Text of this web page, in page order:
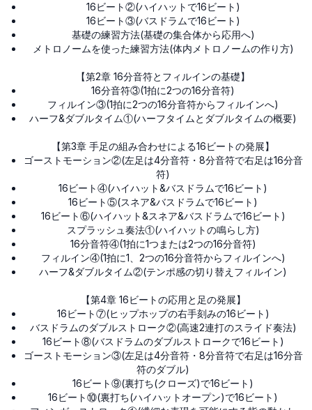
16ビート②(ハイハットで16ビート)
16ビート③(バスドラムで16ビート)
基礎の練習方法(基礎の集合体から応用へ)
メトロノームを使った練習方法(体内メトロノームの作り方)
【第2章 16分音符とフィルインの基礎】
16分音符③(1拍に2つの16分音符)
フィルイン③(1拍に2つの16分音符からフィルインへ)
ハーフ&ダブルタイム①(ハーフタイムとダブルタイムの概要)
【第3章 手足の組み合わせによる16ビートの発展】
ゴーストモーション②(左足は4分音符・8分音符で右足は16分音
符)
16ビート④(ハイハット&バスドラムで16ビート)
16ビート⑤(スネア&バスドラムで16ビート)
16ビート⑥(ハイハット&スネア&バスドラムで16ビート)
スプラッシュ奏法①(ハイハットの鳴らし方)
16分音符④(1拍に1つまたは2つの16分音符)
フィルイン④(1拍に1、2つの16分音符からフィルインへ)
ハーフ&ダブルタイム②(テンポ感の切り替えフィルイン)
【第4章 16ビートの応用と足の発展】
16ビート⑦(ヒップホップの右手刻みの16ビート)
バスドラムのダブルストローク②(高速2連打のスライド奏法)
16ビート⑧(バスドラムのダブルストロークで16ビート)
ゴーストモーション③(左足は4分音符・8分音符で右足は16分音
符のダブル)
16ビート⑨(裏打ち(クローズ)で16ビート)
16ビート⑩(裏打ち(ハイハットオープン)で16ビート)